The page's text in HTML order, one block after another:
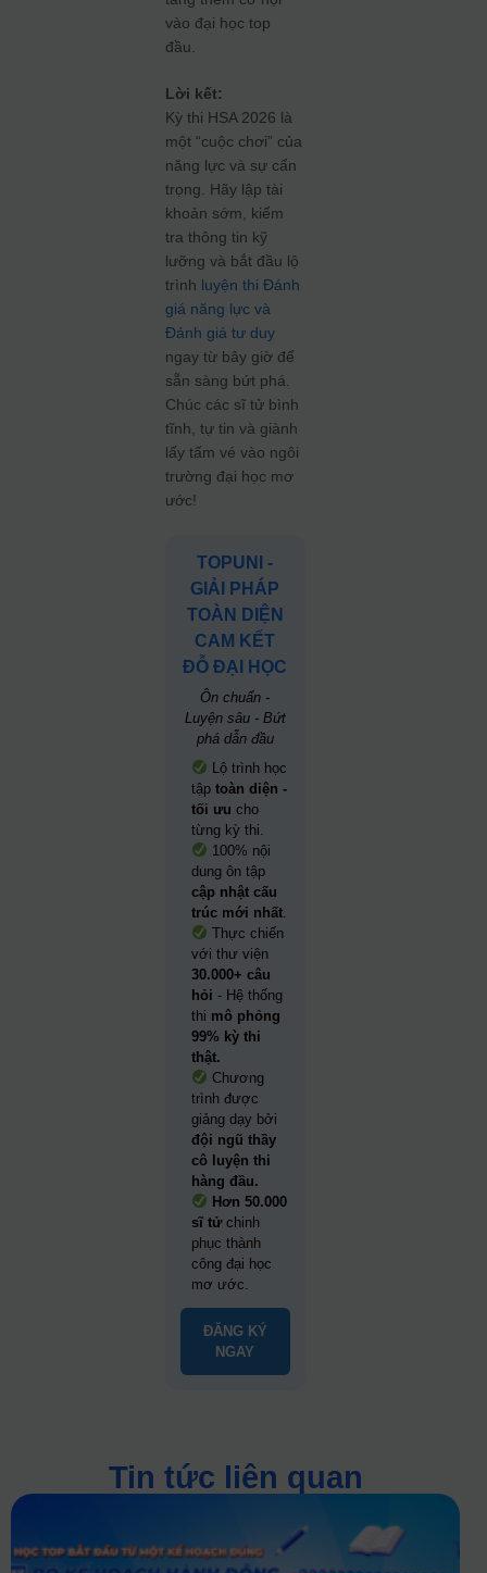
vào đại học top
đầu.
Lời kết:
Kỳ thi HSA 2026 là
một “cuộc chơi” của
năng lực và sự cẩn
trọng. Hãy lập tài
khoản sớm, kiểm
tra thông tin kỹ
lưỡng và bắt đầu lộ
trình luyện thi Đánh
giá năng lực và
Đánh giá tư duy
ngay từ bây giờ để
sẵn sàng bứt phá.
Chúc các sĩ tử bình
tĩnh, tự tin và giành
lấy tấm vé vào ngôi
trường đại học mơ
ước!
TOPUNI -
GIẢI PHÁP
TOÀN DIỆN
CAM KẾT
ĐỖ ĐẠI HỌC
Ôn chuẩn -
Luyện sâu - Bứt
phá dẫn đầu
Lộ trình học
tậptoàn diện -
tối ưu cho
từng kỳ thi.
100% nội
dung ôn tập
cập nhật cấu
trúc mới nhất.
Thực chiến
với thư viện
30.000+ câu
hỏi - Hệ thống
thi mô phỏng
99% kỳ thi
thật.
Chương
trình được
giảng dạy bởi
đội ngũ thầy
cô luyện thi
hàng đầu.
Hơn 50.000
sĩ tửchinh
phục thành
công đại học
mơ ước.
ĐĂNG KÝ
NGAY
Tin tức liên quan